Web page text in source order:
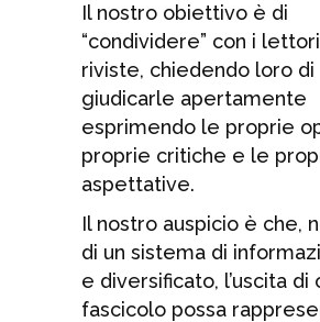
Il nostro obiettivo è di
“condividere” con i
riviste, chiedendo loro di
giudicarle apertamente
esprimendo le proprie
proprie critiche e le
aspettative.
Il nostro auspicio è che,
di un sistema di
e diversificato, l’uscita di
fascicolo possa